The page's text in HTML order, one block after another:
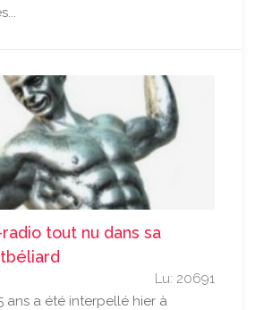
tout nu dans sa
Lu: 20691
ans a été interpellé hier à